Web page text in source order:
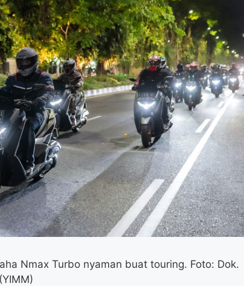
Nmax Turbo nyaman buat touring. Foto: Dok.